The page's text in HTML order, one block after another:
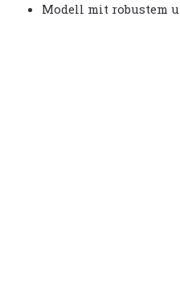
Modell mit robustem